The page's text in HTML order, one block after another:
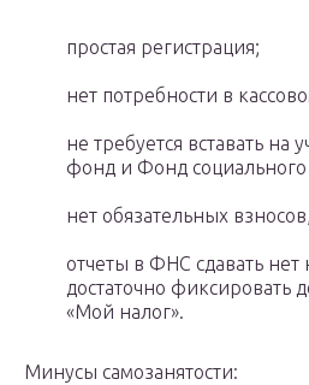
простая регистрация;
нет потребности в
не требуется вставать на
фонд и Фонд социального
нет обязательных
отчеты в ФНС сдавать нет
достаточно фиксировать
«Мой налог».
Минусы самозанятости: